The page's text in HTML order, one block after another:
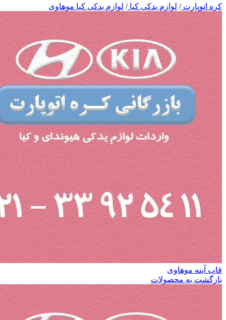
کره اتوپارت/ لوازم یدکی کیا/ لوازم یدکی کیا موهاوی
قاب آینه موهاوی
بازگشت به محصولات